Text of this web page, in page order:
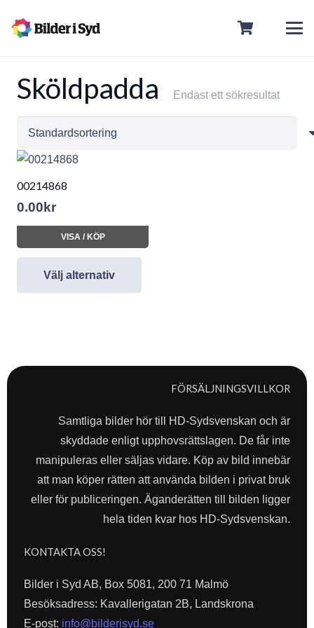
Sköldpadda Endast ett sökresultat
00214868
0.00 kr
VISA / KÖP
Välj alternativ
FÖRSÄLJNINGSVILLKOR
Samtliga bilder hör till HD-Sydsvenskan och är
skyddade enligt upphovsrättslagen. De får inte
manipuleras eller säljas vidare. Köp av bild innebär
att man köper rätten att använda bilden i privat bruk
eller för publiceringen. Äganderätten till bilden ligger
hela tiden kvar hos HD-Sydsvenskan.
KONTAKTA OSS!
Bilder i Syd AB, Box 5081, 200 71 Malmö
Besöksadress: Kavallerigatan 2B, Landskrona
E-post: info@bilderisyd.se